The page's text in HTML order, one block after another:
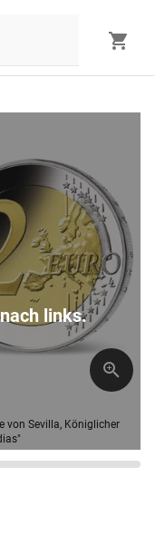
von Sevilla, Königlicher
links.